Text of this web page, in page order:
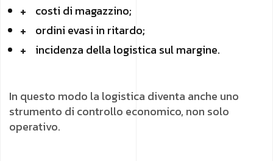
costi di magazzino;
ordini evasi in ritardo;
incidenza della logistica sul margine.
In questo modo la logistica diventa anche uno
strumento di controllo economico, non solo
operativo.